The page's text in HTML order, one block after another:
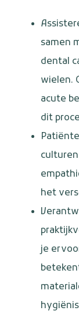
samen
dental
wielen.
acute
dit
het
je